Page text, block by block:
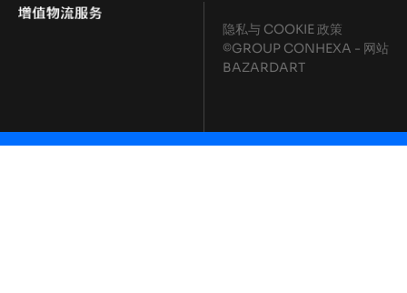
隐私与 COOKIE 政策
©GROUP CONHEXA - 网站
BAZARDART